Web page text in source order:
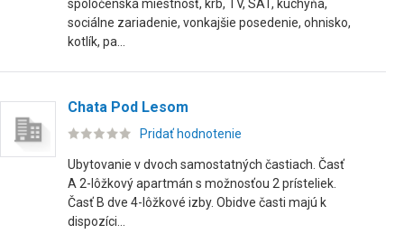
spoločenská miestnosť, krb, TV, SAT, kuchyňa,
sociálne zariadenie, vonkajšie posedenie, ohnisko,
kotlík, pa...
Chata Pod Lesom
Pridať hodnotenie
Ubytovanie v dvoch samostatných častiach. Časť
A 2-lôžkový apartmán s možnosťou 2 prísteliek.
Časť B dve 4-lôžkové izby. Obidve časti majú k
dispozíci...